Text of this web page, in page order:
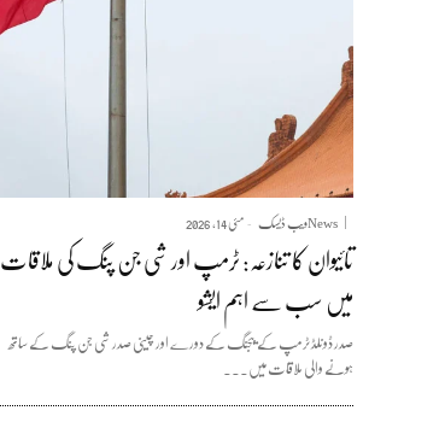
Newsویب ڈیسک - مئی 14, 2026
تائیوان کا تنازعہ: ٹرمپ اور شی جن پنگ کی ملاقات
میں سب سے اہم ایشو
صدر ڈونلڈ ٹرمپ کے بیجنگ کے دورے اور چینی صدر شی جن پنگ کے ساتھ
ہونے والی ملاقات میں...